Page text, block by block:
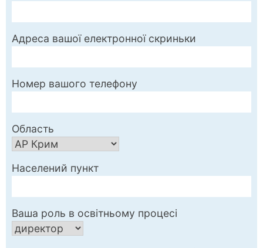
Адреса вашої електронної скриньки
Номер вашого телефону
Область
Населений пункт
Ваша роль в освітньому процесі